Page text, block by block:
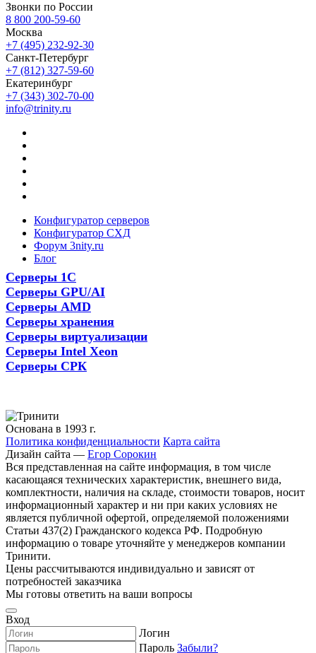
Звонки по России
8 800 200-59-60
Москва
+7 (495) 232-92-30
Санкт-Петербург
+7 (812) 327-59-60
Екатеринбург
+7 (343) 302-70-00
info@trinity.ru
Конфигуратор серверов
Конфигуратор СХД
Форум 3nity.ru
Блог
Серверы 1С
Серверы GPU/AI
Серверы AMD
Серверы хранения
Серверы виртуализации
Серверы Intel Xeon
Серверы СРК
Основана в 1993 г.
Политика конфиденциальности Карта сайта
Дизайн сайта — Егор Сорокин
Вся представленная на сайте информация, в том числе
касающаяся технических характеристик, внешнего вида,
комплектности, наличия на складе, стоимости товаров, носит
информационный характер и ни при каких условиях не
является публичной офертой, определяемой положениями
Статьи 437(2) Гражданского кодекса РФ. Подробную
информацию о товаре уточняйте у менеджеров компании
Тринити.
Цены рассчитываются индивидуально и зависят от
потребностей заказчика
Мы готовы ответить на ваши вопросы
Вход
Логин
Пароль Забыли?